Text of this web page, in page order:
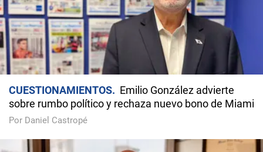
CUESTIONAMIENTOS
Emilio González advierte
sobre rumbo político y rechaza nuevo bono de Miami
Por Daniel Castropé